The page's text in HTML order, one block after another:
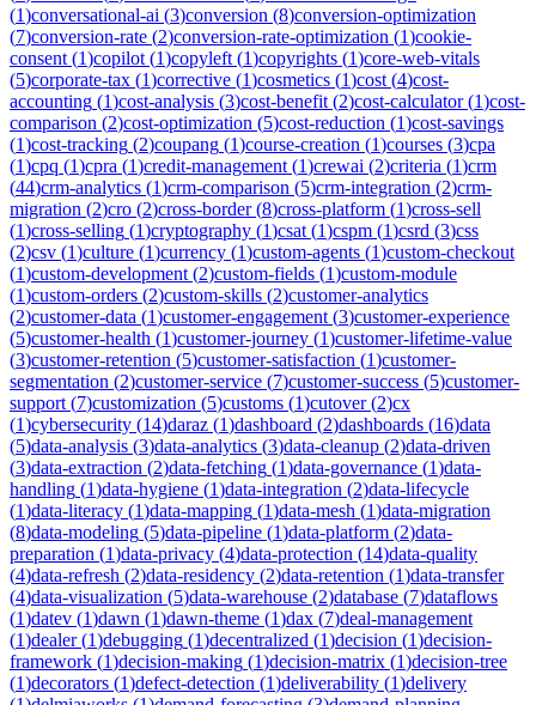
(1)conversational-ai (3)conversion (8)conversion-optimization
(7)conversion-rate (2)conversion-rate-optimization (1)cookie-
consent (1)copilot (1)copyleft (1)copyrights (1)core-web-vitals
(5)corporate-tax (1)corrective (1)cosmetics (1)cost (4)cost-
accounting (1)cost-analysis (3)cost-benefit (2)cost-calculator(1)cost-
comparison (2)cost-optimization (5)cost-reduction (1)cost-savings
(1)cost-tracking (2)coupang (1)course-creation (1)courses (3)cpa
(1)cpq (1)cpra (1)credit-management (1)crewai (2)criteria (1)crm
(44)crm-analytics (1)crm-comparison (5)crm-integration (2)crm-
migration (2)cro (2)cross-border(8)cross-platform (1)cross-sell
(1)cross-selling (1)cryptography (1)csat (1)cspm (1)csrd (3)css
(2)csv (1)culture (1)currency (1)custom-agents (1)custom-checkout
(1)custom-development (2)custom-fields (1)custom-module
(1)custom-orders (2)custom-skills (2)customer-analytics
(2)customer-data (1)customer-engagement (3)customer-experience
(5)customer-health (1)customer-journey (1)customer-lifetime-value
(3)customer-retention (5)customer-satisfaction (1)customer-
segmentation (2)customer-service (7)customer-success (5)customer-
support (7)customization (5)customs (1)cutover(2)cx
(1)cybersecurity (14)daraz (1)dashboard (2)dashboards (16)data
(5)data-analysis (3)data-analytics (3)data-cleanup (2)data-driven
(3)data-extraction (2)data-fetching (1)data-governance (1)data-
handling (1)data-hygiene (1)data-integration (2)data-lifecycle
(1)data-literacy (1)data-mapping (1)data-mesh (1)data-migration
(8)data-modeling (5)data-pipeline (1)data-platform (2)data-
preparation (1)data-privacy (4)data-protection (14)data-quality
(4)data-refresh (2)data-residency (2)data-retention (1)data-transfer
(4)data-visualization (5)data-warehouse (2)database (7)dataflows
(1)datev (1)dawn (1)dawn-theme (1)dax (7)deal-management
(1)dealer(1)debugging (1)decentralized (1)decision (1)decision-
framework (1)decision-making (1)decision-matrix (1)decision-tree
(1)decorators (1)defect-detection (1)deliverability (1)delivery